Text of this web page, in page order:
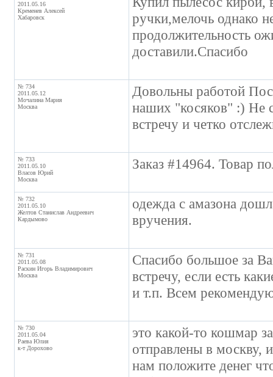
2011.05.16
Кременев Алексей
Хабаровск
ручки,мелочь однако
продолжительность
доставили.Спасибо
№ 734
2011.05.12
Мочалина Мария
Москва
Довольны работой
наших "косяков" :) Не
встречу и четко
№ 733
2011.05.10
Власов Юрий
Москва
Заказ #14964. Товар
№ 732
2011.05.10
Желтов Станислав Андреевич
Кардымово
одежда с амазона
вручения.
№ 731
2011.05.08
Раскин Игорь Владимирович
Москва
Спасибо большое за
встречу, если есть
и т.п. Всем
№ 730
2011.05.04
Раева Юлия
к-т Дорохово
это какой-то кошмар
отправлены в москву,
нам положите денег